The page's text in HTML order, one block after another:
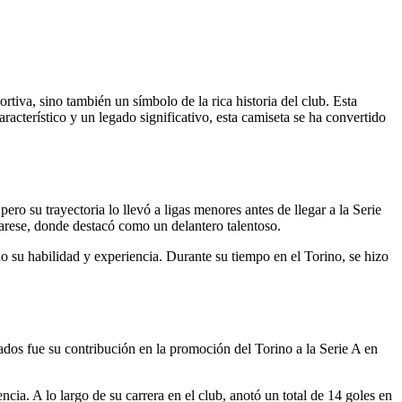
sino también un símbolo de la rica historia del club. Esta
y un legado significativo, esta camiseta se ha convertido
su trayectoria lo llevó a ligas menores antes de llegar a la Serie
donde destacó como un delantero talentoso.
habilidad y experiencia. Durante su tiempo en el Torino, se hizo
fue su contribución en la promoción del Torino a la Serie A en
A lo largo de su carrera en el club, anotó un total de 14 goles en